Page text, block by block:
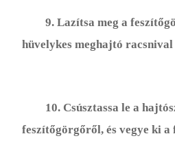
9. Lazítsa meg a
hüvelykes meghajtó
10. Csúsztassa le a
feszítőgörgőről, és vegye ki